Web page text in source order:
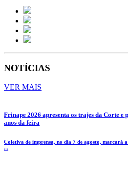
NOTÍCIAS
VER MAIS
Frinape 2026 apresenta os trajes da Corte e
anos da feira
Coletiva de imprensa, no dia 7 de agosto, marcará
...